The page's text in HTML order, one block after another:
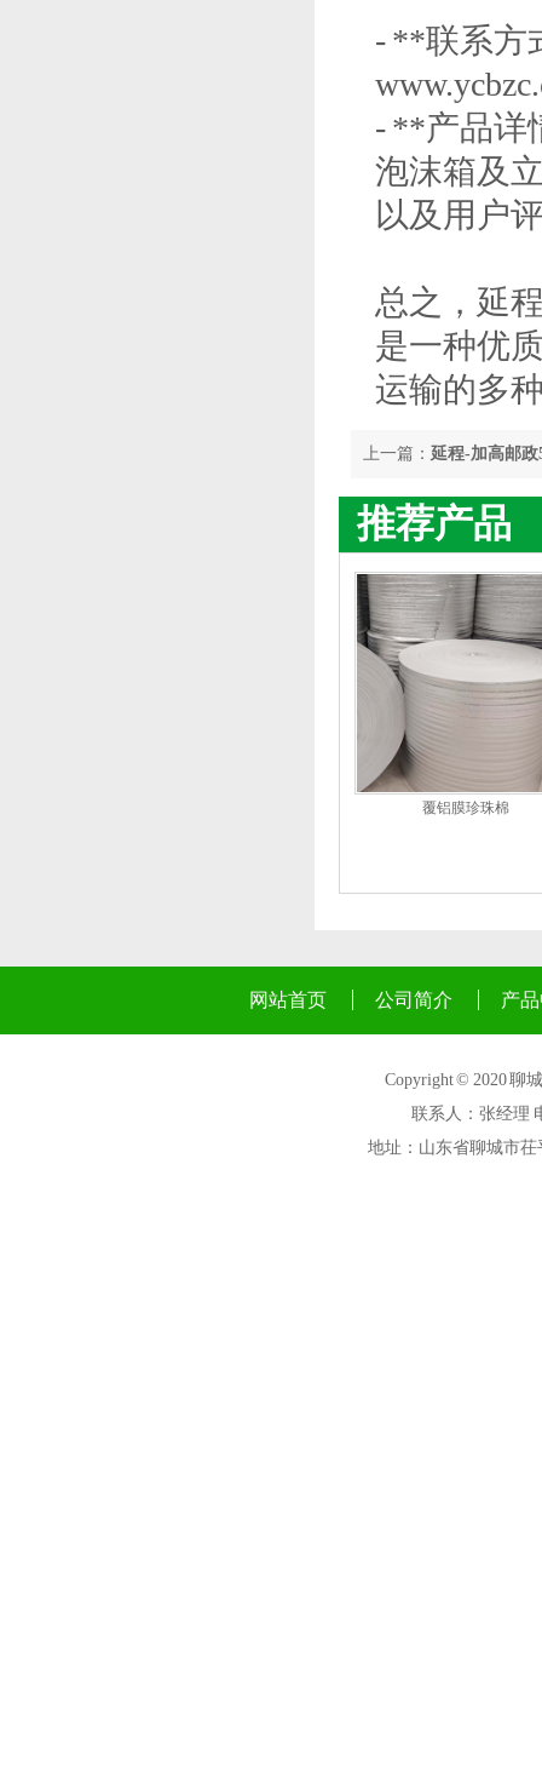
- **联系方
- **产品详
泡沫箱及
以及用户
总之，延
是一种优
运输的多
上一篇： 延程-加高邮
推荐产品
覆铝膜珍珠棉
网站首页 公司简介 产
Copyright © 2020 聊
联系人：张经理
地址：山东省聊城市